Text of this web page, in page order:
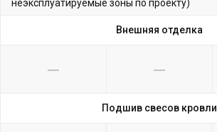
неэксплуатируемые зоны по проекту)
Внешняя отделка
Подшив свесов кровли